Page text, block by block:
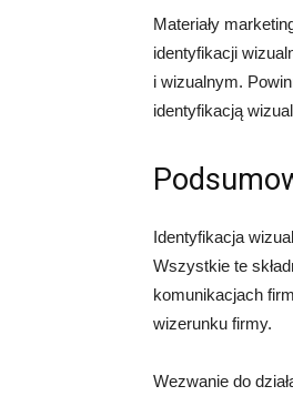
Materiały
identyfikacji
i wizualnym.
identyfikacją
Identyfikacja
Wszystkie te
komunikacjach
wizerunku firmy.
Wezwanie do